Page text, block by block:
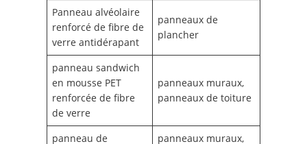
Panneau alvéolaire
renforcé de fibre de
verre antidérapant
panneaux de
plancher
panneau sandwich
en mousse PET
renforcée de fibre
de verre
panneaux muraux,
panneaux de toiture
panneau de
panneaux muraux,